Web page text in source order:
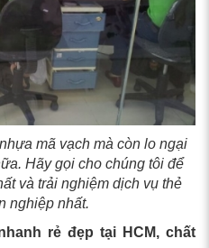
mã vạch mà còn lo ngại
Hãy gọi cho chúng tôi để
và trải nghiệm dịch vụ thẻ
nghiệp nhất.
rẻ đẹp tại HCM, chất